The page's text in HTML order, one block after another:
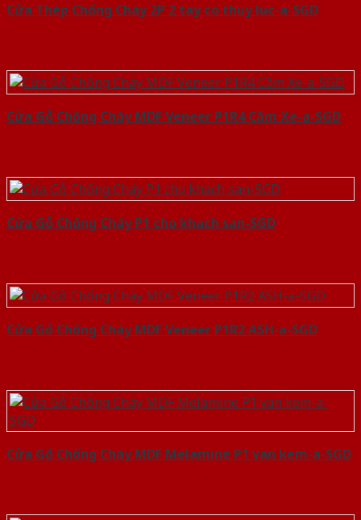
Cửa Thép Chống Cháy 2P 2 tay co thuy luc-a-SGD
Cửa Gỗ Chống Cháy MDF Veneer P1R4 Căm Xe-a-SGD
Cửa Gỗ Chống Cháy P1 cho khach san-SGD
Cửa Gỗ Chống Cháy MDF Veneer P1R2 ASH-a-SGD
Cửa Gỗ Chống Cháy MDF Melamine P1 van kem-a-SGD